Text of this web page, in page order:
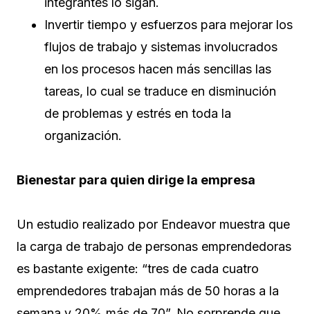
Invertir tiempo y esfuerzos para mejorar los
flujos de trabajo y sistemas involucrados
en los procesos hacen más sencillas las
tareas, lo cual se traduce en disminución
de problemas y estrés en toda la
organización.
Bienestar para quien dirige la empresa
Un estudio realizado por Endeavor muestra que
la carga de trabajo de personas emprendedoras
es bastante exigente: “tres de cada cuatro
emprendedores trabajan más de 50 horas a la